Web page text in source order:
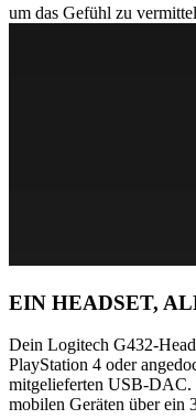
um das Gefühl zu
EIN HEADSET,
Dein Logitech G432-
PlayStation 4 oder
mitgelieferten USB-DAC.
mobilen Geräten über ein